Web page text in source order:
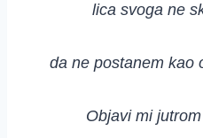
lica svoga ne
da ne postanem kao
Objavi mi